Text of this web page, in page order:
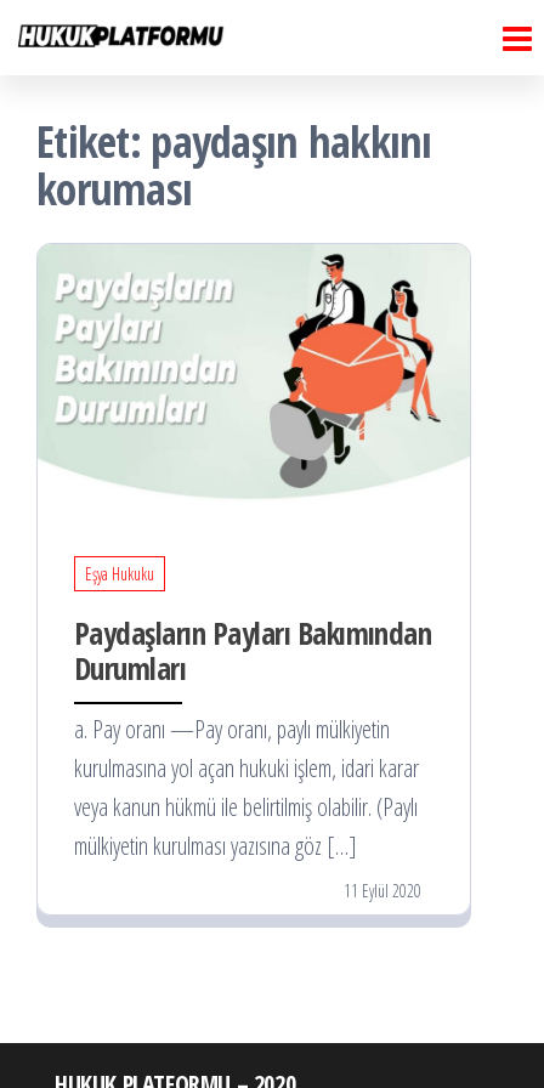
İçeriğe
atla
Etiket: paydaşın hakkını
koruması
Eşya Hukuku
Paydaşların Payları Bakımından
Durumları
a. Pay oranı —Pay oranı, paylı mülkiyetin
kurulmasına yol açan hukuki işlem, idari karar
veya kanun hükmü ile belirtilmiş olabilir. (Paylı
mülkiyetin kurulması yazısına göz […]
11 Eylül 2020